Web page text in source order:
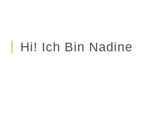
Hi! Ich Bin Nadine